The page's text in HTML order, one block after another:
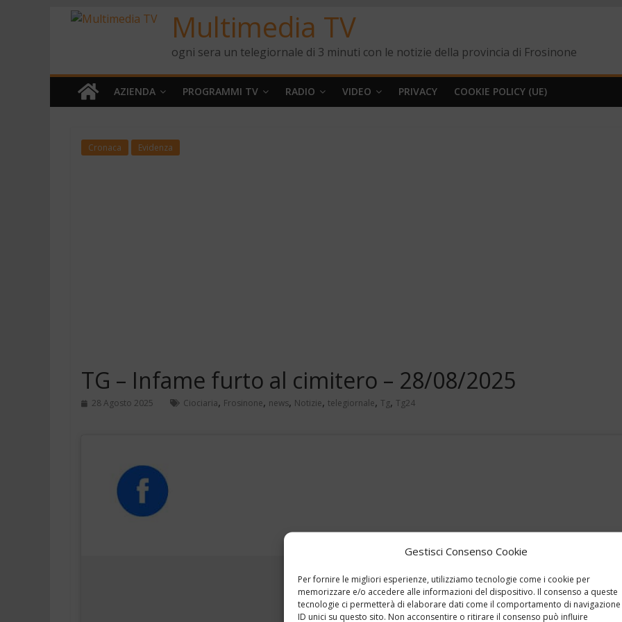
Gestisci Consenso Cookie
Per fornire le migliori esperienze, utilizziamo tecnologie come i cookie per
memorizzare e/o accedere alle informazioni del dispositivo. Il consenso a queste
tecnologie ci permetterà di elaborare dati come il comportamento di
ID unici su questo sito. Non acconsentire o ritirare il consenso può influire
Multimedia TV
ogni sera un telegiornale di 3 minuti con le notizie della provincia di Frosinone
AZIENDA PROGRAMMI TV RADIO VIDEO PRIVACY COOKIE POLICY (UE)
Cronaca Evidenza
TG – Infame furto al cimitero – 28/08/2025
28 Agosto 2025 Ciociaria, Frosinone, news, Notizie, telegiornale, Tg, Tg24